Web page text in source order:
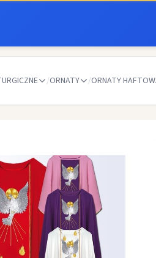
/ORNATY /ORNATY